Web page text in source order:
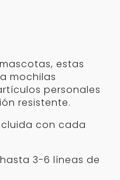
estas
mochilas
personales
resistente.
con cada
3-6 líneas de